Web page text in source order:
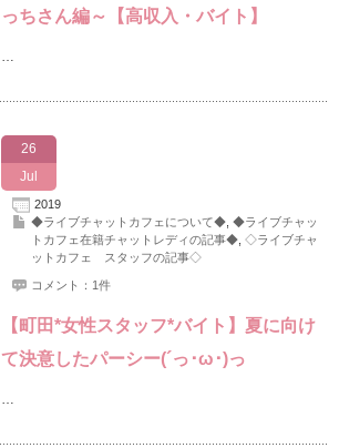
っちさん編～【高収入・バイト】
…
26
Jul
2019
◆ライブチャットカフェについて◆, ◆ライブチャッ
トカフェ在籍チャットレディの記事◆, ◇ライブチャ
ットカフェ スタッフの記事◇
コメント：1件
【町田*女性スタッフ*バイト】夏に向け
て決意したパーシー(´っ･ω･)っ
…